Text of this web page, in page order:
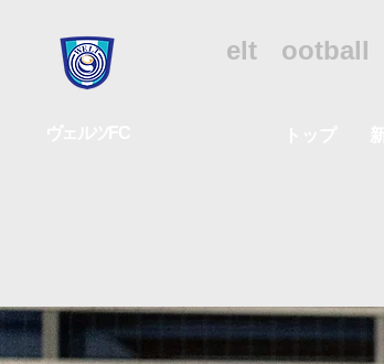
elt ootball